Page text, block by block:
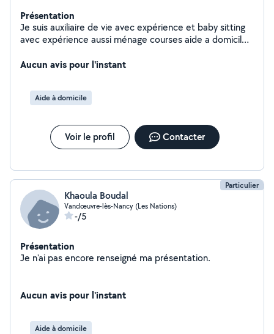
Présentation
Je suis auxiliaire de vie avec expérience et baby sitting
avec expérience aussi ménage courses aide a domicile
Aucun avis pour l'instant
Aide à domicile
Voir le profil Contacter
Particulier
Khaoula Boudal
Vandœuvre-lès-Nancy (Les Nations)
-/5
Présentation
Je n'ai pas encore renseigné ma présentation.
Aucun avis pour l'instant
Aide à domicile